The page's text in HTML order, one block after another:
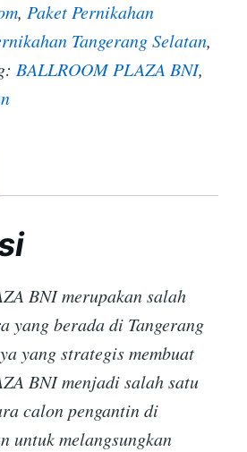
, Paket Pernikahan
Tangerang Selatan,
BALLROOM PLAZA BNI,
BNI merupakan salah
yang berada di Tangerang
yang strategis membuat
BNI menjadi salah satu
calon pengantin di
untuk melangsungkan